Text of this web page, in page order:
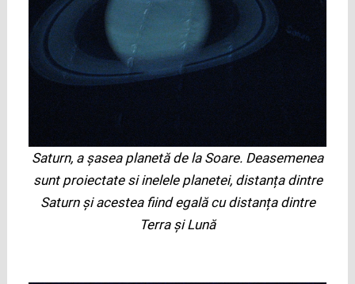
Saturn, a șasea planetă de la Soare. Deasemenea
sunt proiectate si inelele planetei, distanța dintre
Saturn și acestea fiind egală cu distanța dintre
Terra și Lună